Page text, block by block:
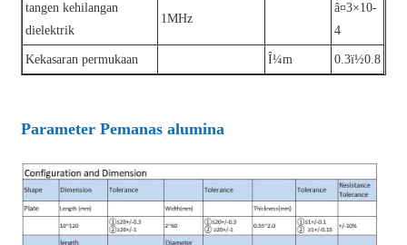
tangen kehilangan
dielektrik
1MHz
â¤3×10-
4
Kekasaran permukaan Î¼m 0.3ï½0.8
Parameter Pemanas alumina